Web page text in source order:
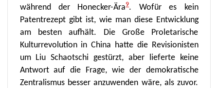
während der Honecker-Ära9. Wofür es kein
Patentrezept gibt ist, wie man diese Entwicklung
am besten aufhält. Die Große Proletarische
Kulturrevolution in China hatte die Revisionisten
um Liu Schaotschi gestürzt, aber lieferte keine
Antwort auf die Frage, wie der demokratische
Zentralismus besser anzuwenden wäre, als zuvor.